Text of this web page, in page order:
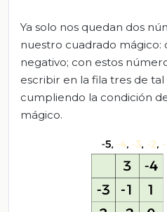
Ya solo nos quedan dos
nuestro cuadrado mágico:
negativo; con estos
escribir en la fila tres de
cumpliendo la condición
mágico.